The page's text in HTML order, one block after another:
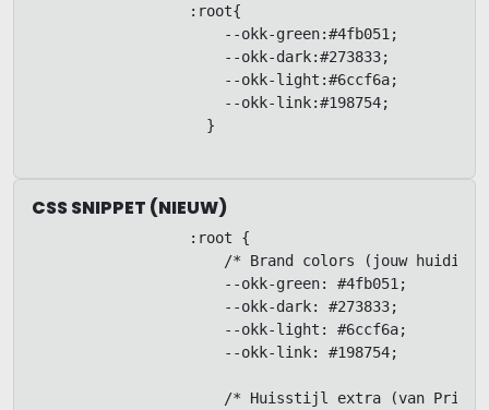
:root{
                      --okk-green:#4fb051;
                      --okk-dark:#273833;
                      --okk-light:#6ccf6a;
                      --okk-link:#198754;
                    }
CSS SNIPPET (NIEUW)
:root {
/* Brand colors (jouw huidige
                      --okk-green: #4fb051;
                      --okk-dark: #273833;
                      --okk-light: #6ccf6a;
                      --okk-link: #198754;
/* Huisstijl extra (van Prima)